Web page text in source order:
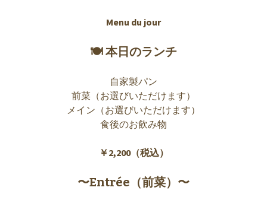
Menu du jour
🍽 本日のランチ
自家製パン
前菜（お選びいただけます）
メイン（お選びいただけます）
食後のお飲み物
￥2,200（税込）
〜Entrée（前菜）〜